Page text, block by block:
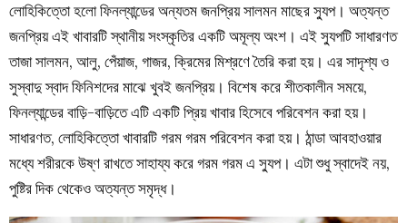
লোহিকিত্তো হলো ফিনল্যান্ডের অন্যতম জনপ্রিয় সালমন মাছের স্যুপ। অত্যন্ত
জনপ্রিয় এই খাবারটি স্থানীয় সংস্কৃতির একটি অমূল্য অংশ। এই স্যুপটি সাধারণত
তাজা সালমন, আলু, পেঁয়াজ, গাজর, ক্রিমের মিশ্রণে তৈরি করা হয়। এর সাদৃশ্য ও
সুস্বাদু স্বাদ ফিনিশদের মাঝে খুবই জনপ্রিয়। বিশেষ করে শীতকালীন সময়ে,
ফিনল্যান্ডের বাড়ি-বাড়িতে এটি একটি প্রিয় খাবার হিসেবে পরিবেশন করা হয়।
সাধারণত, লোহিকিত্তো খাবারটি গরম গরম পরিবেশন করা হয়। ঠান্ডা আবহাওয়ার
মধ্যে শরীরকে উষ্ণ রাখতে সাহায্য করে গরম গরম এ স্যুপ। এটা শুধু স্বাদেই নয়,
পুষ্টির দিক থেকেও অত্যন্ত সমৃদ্ধ।